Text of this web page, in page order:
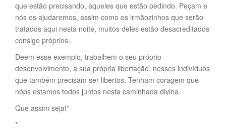
que estão precisando, aqueles que estão pedindo. Peçam e
nós os ajudaremos, assim como os irmãozinhos que serão
tratados aqui nesta noite, muitos deles estão desacreditados
consigo próprios.
Deem esse exemplo, trabalhem o seu próprio
desenvolvimento, a sua própria libertação, nesses indivíduos
que também precisam ser libertos. Tenham coragem que
nóps estamos todos juntos nesta caminhada divina.
Que assim seja!”
*